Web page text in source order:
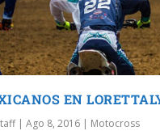
EN
| Ago 8, 2016| Motocross